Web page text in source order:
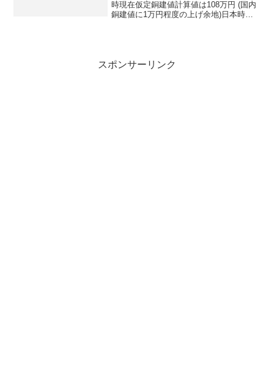
時現在仮定銅建値計算値は108万円 (国内
銅建値に1万円程度の上げ余地)日本時間
スポンサーリンク